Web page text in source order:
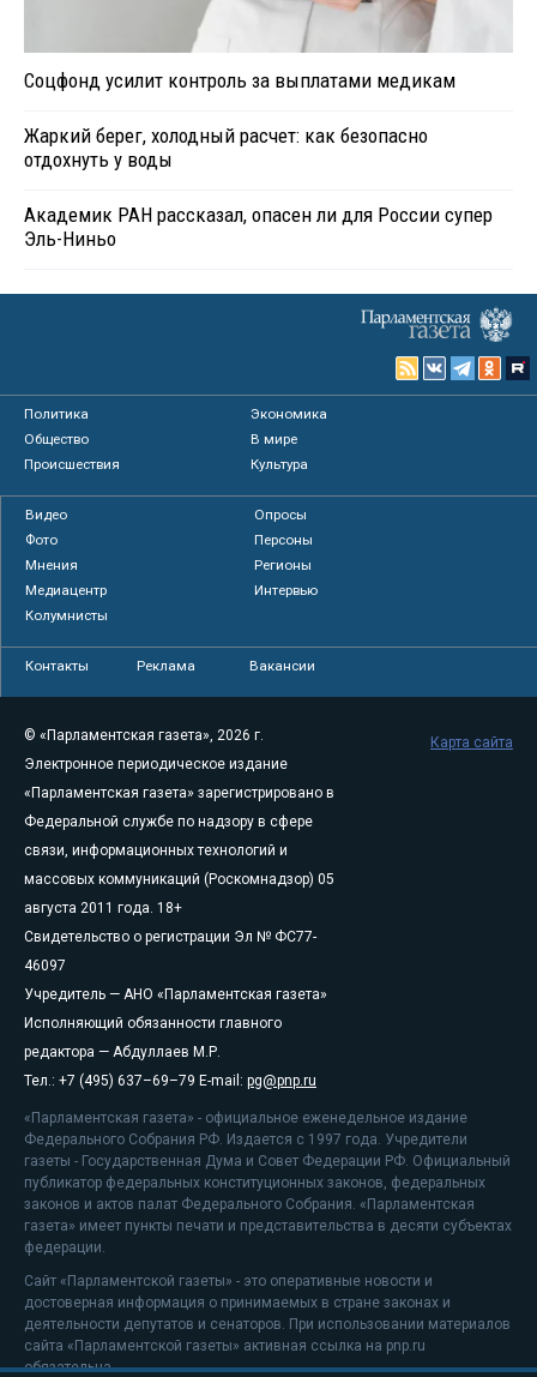
Соцфонд усилит контроль за выплатами медикам
Жаркий берег, холодный расчет: как безопасно
отдохнуть у воды
Академик РАН рассказал, опасен ли для России супер
Эль-Ниньо
Политика
Экономика
Общество
В мире
Происшествия
Культура
Видео
Опросы
Фото
Персоны
Мнения
Регионы
Медиацентр
Интервью
Колумнисты
Контакты Реклама Вакансии
© «Парламентская газета», 2026 г.
Электронное периодическое издание
«Парламентская газета» зарегистрировано в
Федеральной службе по надзору в сфере
связи, информационных технологий и
массовых коммуникаций (Роскомнадзор) 05
августа 2011 года. 18+
Свидетельство о регистрации Эл № ФС77-
46097
Учредитель — АНО «Парламентская газета»
Исполняющий обязанности главного
редактора — Абдуллаев М.Р.
Тел.: +7 (495) 637–69–79 E-mail: pg@pnp.ru
«Парламентская газета» - официальное еженедельное издание
Федерального Собрания РФ. Издается с 1997 года. Учредители
газеты - Государственная Дума и Совет Федерации РФ. Официальный
публикатор федеральных конституционных законов, федеральных
законов и актов палат Федерального Собрания. «Парламентская
газета» имеет пункты печати и представительства в десяти субъектах
федерации.
Сайт «Парламентской газеты» - это оперативные новости и
достоверная информация о принимаемых в стране законах и
деятельности депутатов и сенаторов. При использовании материалов
сайта «Парламентской газеты» активная ссылка на pnp.ru
обязательна.
Карта сайта